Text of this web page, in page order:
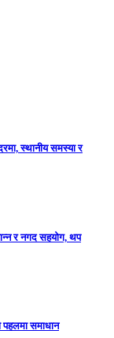
स्थानीय समस्या र
र नगद सहयोग, थप
पहलमा समाधान